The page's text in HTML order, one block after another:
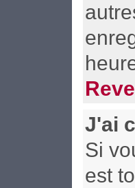
J'ai
Si
est